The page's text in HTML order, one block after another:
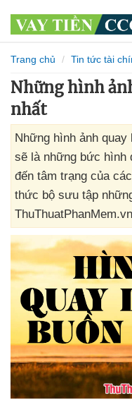
Trang chủ Tin tức tài
Những hình
nhất
Những hình ảnh
sẽ là những bức hình
đến tâm trạng của
thức bộ sưu tập